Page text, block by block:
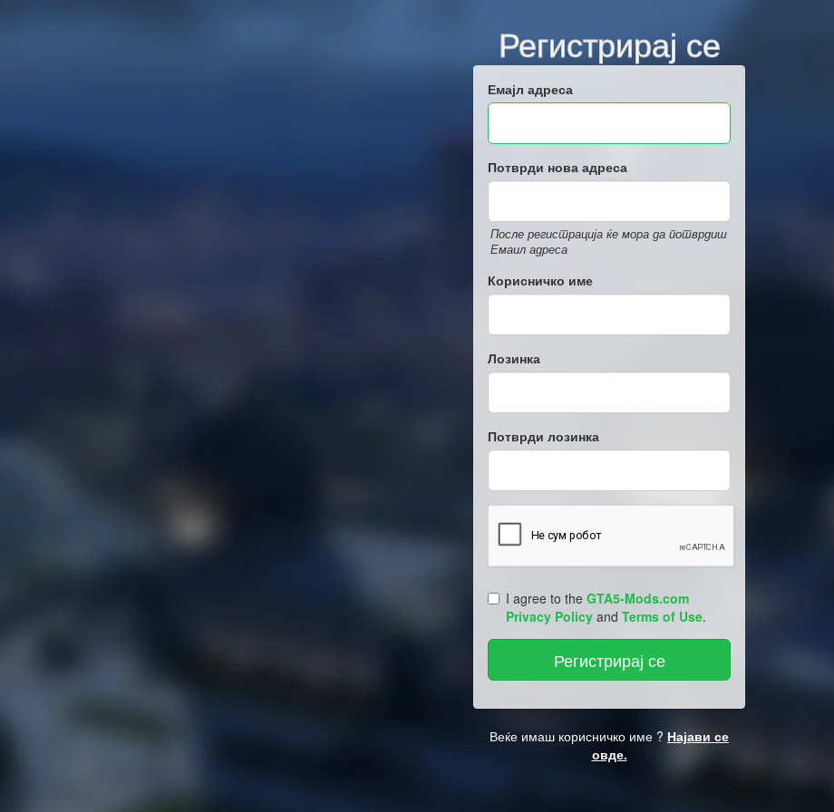
Регистрирај се
Емајл адреса
Потврди нова адреса
После регистрација ќе мора да потврдиш
Емаил адреса
Корисничко име
Лозинка
Потврди лозинка
I agree to the GTA5-Mods.com
Privacy Policy and Terms of Use.
Веќе имаш корисничко име ? Најави се
овде.